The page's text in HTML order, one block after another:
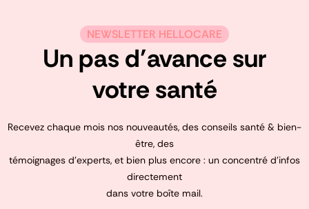
NEWSLETTER HELLOCARE
Un pas d’avance sur
votre santé
Recevez chaque mois nos nouveautés, des conseils santé & bien-
être, des
témoignages d’experts, et bien plus encore : un concentré d’infos
directement
dans votre boîte mail.